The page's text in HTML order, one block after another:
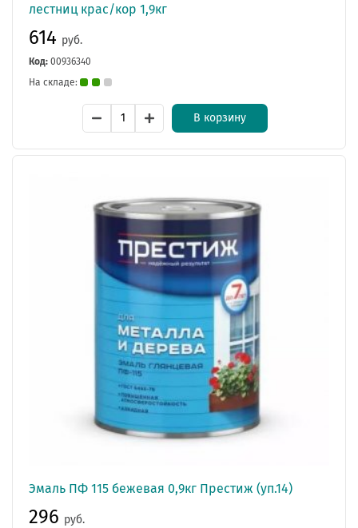
лестниц крас/кор 1,9кг
614 руб.
Код: 00936340
На складе:
В корзину
Эмаль ПФ 115 бежевая 0,9кг Престиж (уп.14)
296 руб.